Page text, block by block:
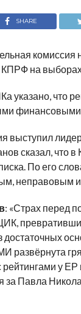
SHARE
комиссия
на
указано, что
финансовыми
выступил
сказал, что
По его
неправовым
: «Страх перед
достаточных
развёрнута
рейтингами у
за Павла